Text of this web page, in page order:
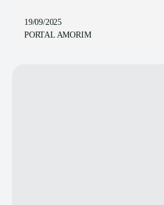
19/09/2025
PORTAL AMORIM